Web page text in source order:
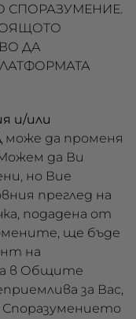
СПОРАЗУМЕНИЕ.
ДА
и/или
да променя
да Ви
но Вие
преглед на
подадена от
ще бъде
на
в Общите
за Вас,